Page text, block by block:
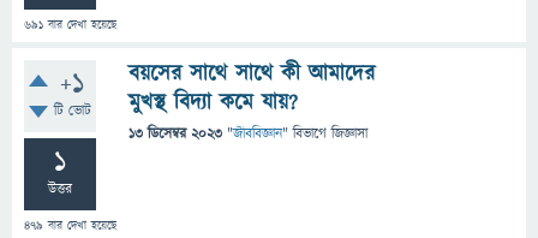
691 বার দেখা হয়েছে
+1
টি ভোট
1
উত্তর
479 বার দেখা হয়েছে
বয়সের সাথে সাথে কী আমাদের
মুখস্থ বিদ্যা কমে যায়?
13 ডিসেম্বর 2023 "জীববিজ্ঞান" বিভাগে জিজ্ঞাসা